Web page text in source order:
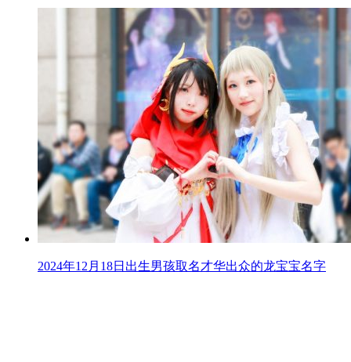
2024年12月18日出生男孩取名才华出众的龙宝宝名字